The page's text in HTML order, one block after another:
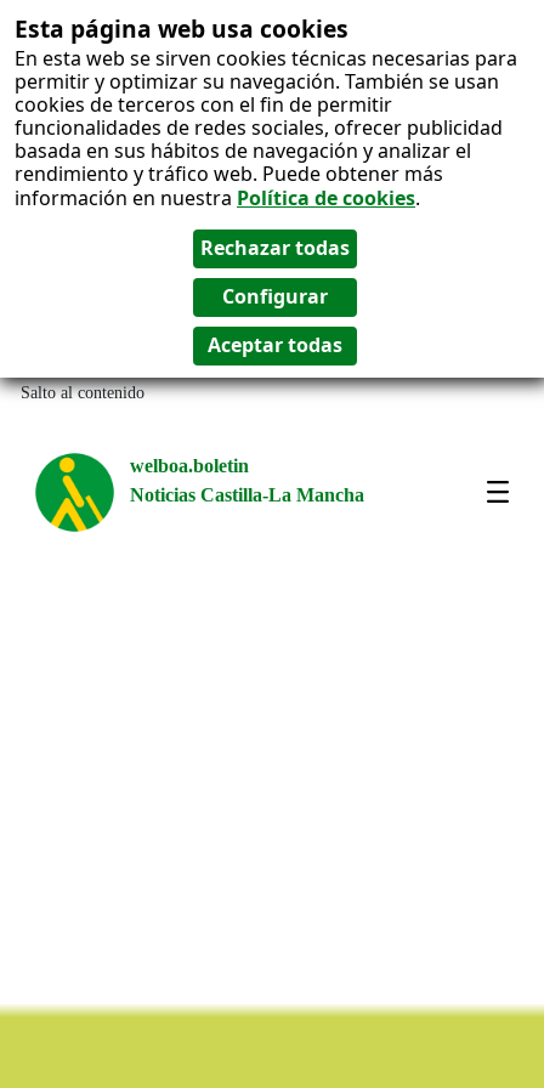
Esta página web usa cookies
En esta web se sirven cookies técnicas necesarias para
permitir y optimizar su navegación. También se usan
cookies de terceros con el fin de permitir
funcionalidades de redes sociales, ofrecer publicidad
basada en sus hábitos de navegación y analizar el
rendimiento y tráfico web. Puede obtener más
información en nuestra Política de cookies.
Salto al contenido
welboa.boletin
Noticias Castilla-La Mancha